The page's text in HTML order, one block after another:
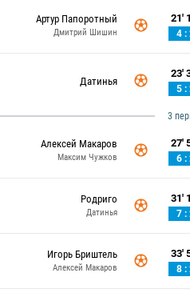
Артур Папоротный
Дмитрий Шишин
21'
4 :
Датинья
23'
5 :
3
Алексей Макаров
Максим Чужков
27'
6 :
Родриго
Датинья
31'
7 :
Игорь Бриштель
Алексей Макаров
33'
8 :